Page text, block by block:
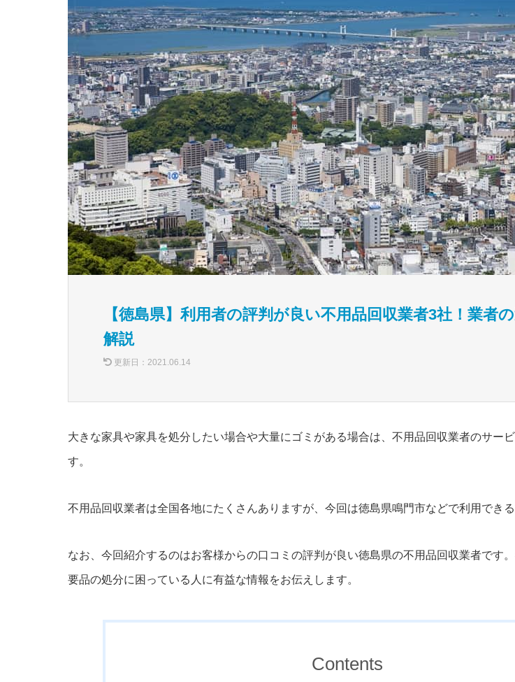
【徳島県】利用者の評判が良い不用品回収業者3社！業者
解説
更新日： 2021.06.14
大きな家具や家具を処分したい場合や大量にゴミがある場合は、不用品回収業者のサー
す。
不用品回収業者は全国各地にたくさんありますが、今回は徳島県鳴門市などで利用できる
なお、今回紹介するのはお客様からの口コミの評判が良い徳島県の不用品回収業者です
要品の処分に困っている人に有益な情報をお伝えします。
Contents